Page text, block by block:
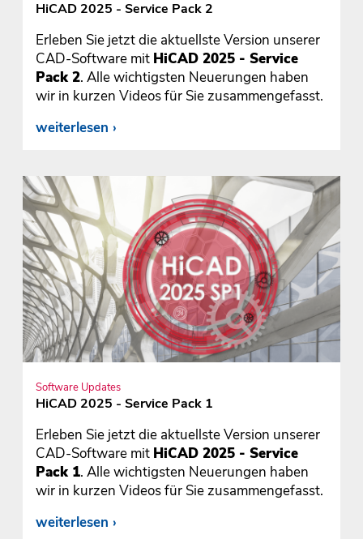
HiCAD 2025 - Service Pack 2
Erleben Sie jetzt die aktuellste Version unserer
CAD-Software mit HiCAD 2025 - Service
Pack 2. Alle wichtigsten Neuerungen haben
wir in kurzen Videos für Sie zusammengefasst.
weiterlesen
Software Updates
HiCAD 2025 - Service Pack 1
Erleben Sie jetzt die aktuellste Version unserer
CAD-Software mit HiCAD 2025 - Service
Pack 1. Alle wichtigsten Neuerungen haben
wir in kurzen Videos für Sie zusammengefasst.
weiterlesen